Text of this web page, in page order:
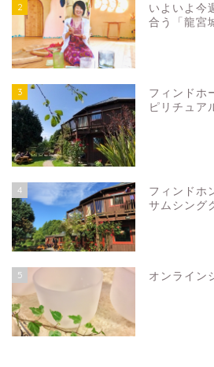
2
いよいよ今
合う「龍宮
3
フィンドホ
ピリチュア
4
フィンドホ
サムシング
5 オンライン